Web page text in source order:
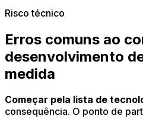
Risco técnico
Erros comuns ao
desenvolvimento
medida
Começar pela lista de
consequência. O ponto de